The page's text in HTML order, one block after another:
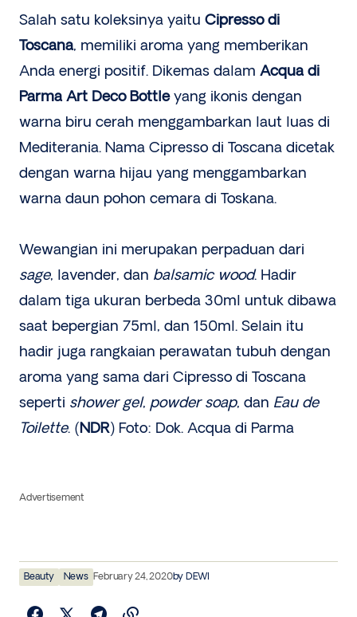
Salah satu koleksinya yaitu Cipresso di
Toscana, memiliki aroma yang memberikan
Anda energi positif. Dikemas dalam Acqua di
Parma Art Deco Bottleyang ikonis dengan
warna biru cerah menggambarkan laut luas di
Mediterania. Nama Cipresso di Toscana dicetak
dengan warna hijau yang menggambarkan
warna daun pohon cemara di Toskana.
Wewangian ini merupakan perpaduan dari
sage, lavender, dan balsamic wood. Hadir
dalam tiga ukuran berbeda 30ml untuk dibawa
saat bepergian 75ml, dan 150ml. Selain itu
hadir juga rangkaian perawatan tubuh dengan
aroma yang sama dari Cipresso di Toscana
seperti shower gel, powder soap, dan Eau de
Toilette. (NDR) Foto: Dok. Acqua di Parma
Advertisement
Beauty News February 24, 2020by DEWI